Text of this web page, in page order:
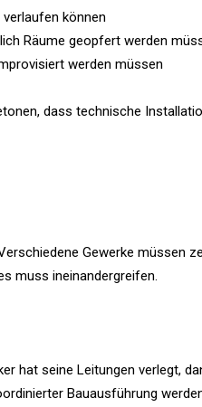
können
Räume geopfert werden
werden müssen
dass technische
Gewerke müssen
muss ineinandergreifen.
hat seine Leitungen verlegt,
Bauausführung